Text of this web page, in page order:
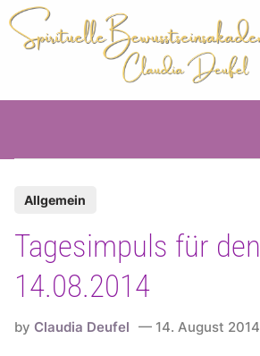
Skip
to
content
t
e
d
Allgemein
Tagesimpuls für den
14.08.2014
byClaudia Deufel 14. August 2014